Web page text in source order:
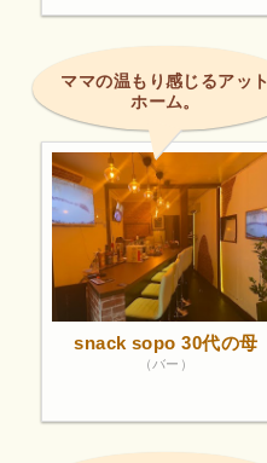
ママの温もり感じるアット
ホーム。
snack sopo 30代の母
（バー）